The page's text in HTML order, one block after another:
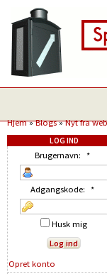
Hjem»Blogs»Nyt fra
LOG IND
Brugernavn: *
Adgangskode: *
Husk mig
Opret konto